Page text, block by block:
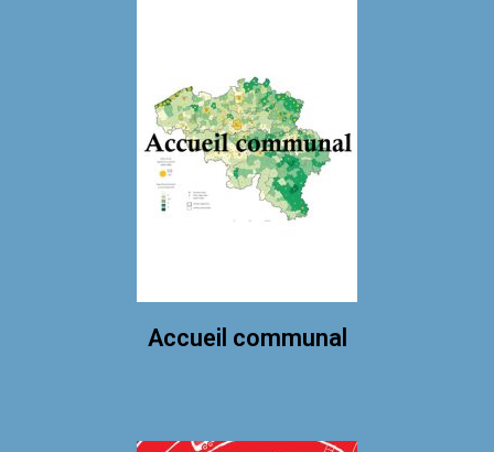
Accueil communal